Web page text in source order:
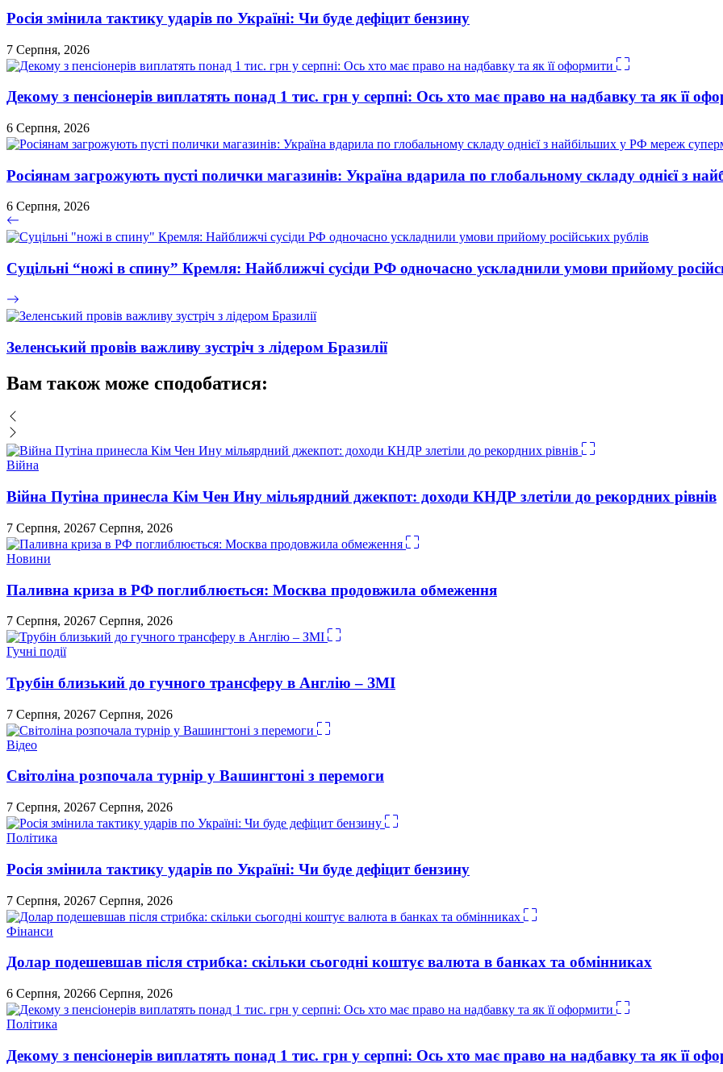
Росія змінила тактику ударів по Україні: Чи буде дефіцит бензину
7 Серпня, 2026
Декому з пенсіонерів виплатять понад 1 тис. грн у серпні: Ось хто має право на надбавку та як її
6 Серпня, 2026
Росіянам загрожують пусті полички магазинів: Україна вдарила по глобальному складу однієї з
6 Серпня, 2026
Суцільні “ножі в спину” Кремля: Найближчі сусіди РФ одночасно ускладнили умови прийому
Зеленський провів важливу зустріч з лідером Бразилії
Вам також може сподобатися:
Війна
Війна Путіна принесла Кім Чен Ину мільярдний джекпот: доходи КНДР злетіли до рекордних рівнів
7 Серпня, 20267 Серпня, 2026
Новини
Паливна криза в РФ поглиблюється: Москва продовжила обмеження
7 Серпня, 20267 Серпня, 2026
Гучні події
Трубін близький до гучного трансферу в Англію – ЗМІ
7 Серпня, 20267 Серпня, 2026
Відео
Світоліна розпочала турнір у Вашингтоні з перемоги
7 Серпня, 20267 Серпня, 2026
Політика
Росія змінила тактику ударів по Україні: Чи буде дефіцит бензину
7 Серпня, 20267 Серпня, 2026
Фінанси
Долар подешевшав після стрибка: скільки сьогодні коштує валюта в банках та обмінниках
6 Серпня, 20266 Серпня, 2026
Політика
Декому з пенсіонерів виплатять понад 1 тис. грн у серпні: Ось хто має право на надбавку та як її